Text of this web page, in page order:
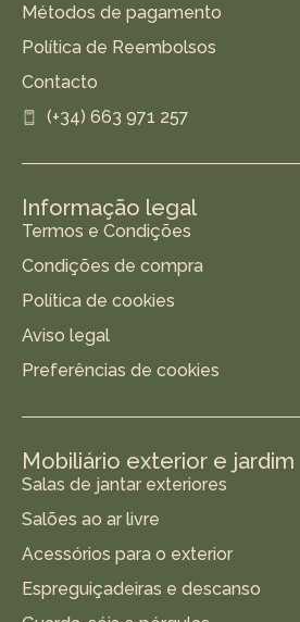
Métodos de pagamento
Política de Reembolsos
Contacto
(+34) 663 971 257
Informação legal
Termos e Condições
Condições de compra
Política de cookies
Aviso legal
Preferências de cookies
Mobiliário exterior e jardim
Salas de jantar exteriores
Salões ao ar livre
Acessórios para o exterior
Espreguiçadeiras e descanso